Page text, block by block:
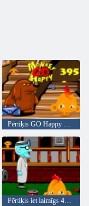
Pērtiķis GO Happy Stage 395
Pērtiķis iet laimīgs 461. posms Maniaku savrupmāja